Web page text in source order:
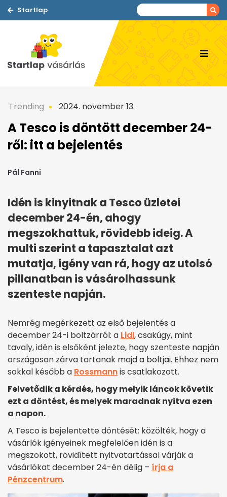
Startlap
Trending 2024. november 13.
A Tesco is döntött december 24-
ről: itt a bejelentés
Pál Fanni
Idén is kinyitnak a Tesco üzletei
december 24-én, ahogy
megszokhattuk, rövidebb ideig. A
multi szerint a tapasztalat azt
mutatja, igény van rá, hogy az utolsó
pillanatban is vásárolhassunk
szenteste napján.
Nemrég megérkezett az első bejelentés a
december 24-i boltzárról: a Lidl, csakúgy, mint
tavaly, idén is elsőként jelezte, hogy szenteste napján
országosan zárva tartanak majd a boltjai. Ehhez nem
sokkal később a Rossmannis csatlakozott.
Felvetődik a kérdés, hogy melyik láncok követik
ezt a döntést, és melyek maradnak nyitva ezen
a napon.
A Tesco is bejelentette döntését: közölték, hogy a
vásárlók igényeinek megfelelően idén is a
megszokott, rövidített nyitvatartással várják a
vásárlókat december 24-én délig – írja a
Pénzcentrum.